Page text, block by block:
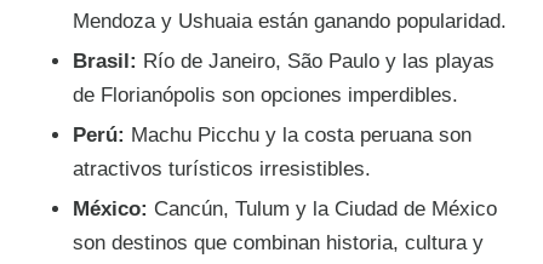
Mendoza y Ushuaia están ganando popularidad.
Brasil: Río de Janeiro, São Paulo y las playas
de Florianópolis son opciones imperdibles.
Perú: Machu Picchu y la costa peruana son
atractivos turísticos irresistibles.
México: Cancún, Tulum y la Ciudad de México
son destinos que combinan historia, cultura y